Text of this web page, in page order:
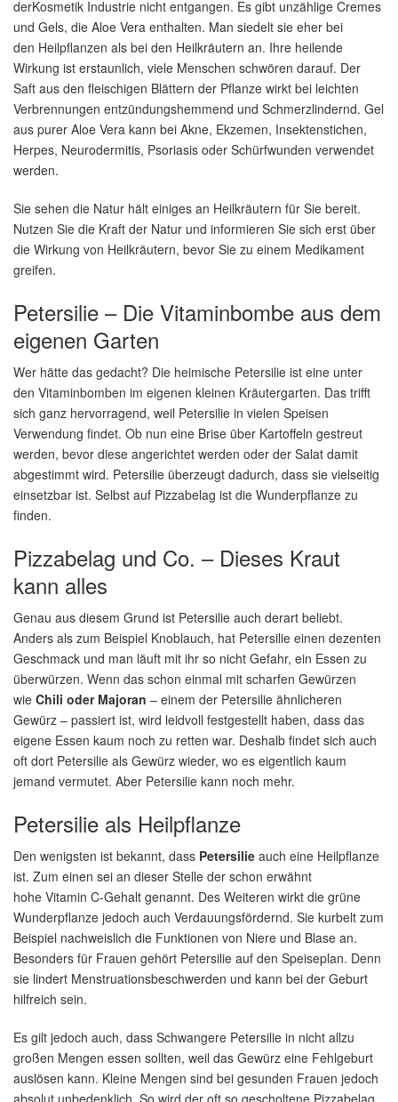
derKosmetik Industrie nicht entgangen. Es gibt unzählige Cremes
und Gels, die Aloe Vera enthalten. Man siedelt sie eher bei
den Heilpflanzen als bei den Heilkräutern an. Ihre heilende
Wirkung ist erstaunlich, viele Menschen schwören darauf. Der
Saft aus den fleischigen Blättern der Pflanze wirkt bei leichten
Verbrennungen entzündungshemmend und Schmerzlindernd. Gel
aus purer Aloe Vera kann bei Akne, Ekzemen, Insektenstichen,
Herpes, Neurodermitis, Psoriasis oder Schürfwunden verwendet
werden.
Sie sehen die Natur hält einiges an Heilkräutern für Sie bereit.
Nutzen Sie die Kraft der Natur und informieren Sie sich erst über
die Wirkung von Heilkräutern, bevor Sie zu einem Medikament
greifen.
Petersilie – Die Vitaminbombe aus dem
eigenen Garten
Wer hätte das gedacht? Die heimische Petersilie ist eine unter
den Vitaminbomben im eigenen kleinen Kräutergarten. Das trifft
sich ganz hervorragend, weil Petersilie in vielen Speisen
Verwendung findet. Ob nun eine Brise über Kartoffeln gestreut
werden, bevor diese angerichtet werden oder der Salat damit
abgestimmt wird. Petersilie überzeugt dadurch, dass sie vielseitig
einsetzbar ist. Selbst auf Pizzabelag ist die Wunderpflanze zu
finden.
Pizzabelag und Co. – Dieses Kraut
kann alles
Genau aus diesem Grund ist Petersilie auch derart beliebt.
Anders als zum Beispiel Knoblauch, hat Petersilie einen dezenten
Geschmack und man läuft mit ihr so nicht Gefahr, ein Essen zu
überwürzen. Wenn das schon einmal mit scharfen Gewürzen
wie Chili oder Majoran – einem der Petersilie ähnlicheren
Gewürz – passiert ist, wird leidvoll festgestellt haben, dass das
eigene Essen kaum noch zu retten war. Deshalb findet sich auch
oft dort Petersilie als Gewürz wieder, wo es eigentlich kaum
jemand vermutet. Aber Petersilie kann noch mehr.
Petersilie als Heilpflanze
Den wenigsten ist bekannt, dass Petersilie auch eine Heilpflanze
ist. Zum einen sei an dieser Stelle der schon erwähnt
hohe Vitamin C-Gehalt genannt. Des Weiteren wirkt die grüne
Wunderpflanze jedoch auch Verdauungsfördernd. Sie kurbelt zum
Beispiel nachweislich die Funktionen von Niere und Blase an.
Besonders für Frauen gehört Petersilie auf den Speiseplan. Denn
sie lindert Menstruationsbeschwerden und kann bei der Geburt
hilfreich sein.
Es gilt jedoch auch, dass Schwangere Petersilie in nicht allzu
großen Mengen essen sollten, weil das Gewürz eine Fehlgeburt
auslösen kann. Kleine Mengen sind bei gesunden Frauen jedoch